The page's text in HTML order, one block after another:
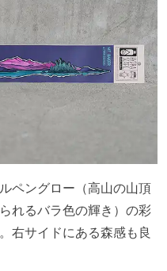
ペングロー（高山の山頂
れるバラ色の輝き）の彩
右サイドにある森感も良